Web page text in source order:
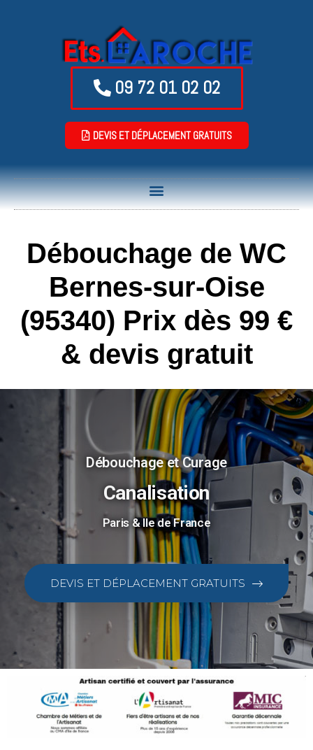
09 72 01 02 02
DEVIS ET DÉPLACEMENT GRATUITS
Débouchage de WC
Bernes-sur-Oise
(95340) Prix dès 99 €
& devis gratuit
Débouchage et Curage
Canalisation
Paris & Ile de France
DEVIS ET DÉPLACEMENT GRATUITS